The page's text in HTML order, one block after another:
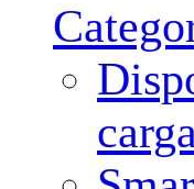
carga